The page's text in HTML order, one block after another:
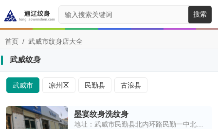
搜索
首页 / 武威市纹身店大全
武威纹身
武威市 凉州区 民勤县 古浪县
墨宴纹身洗纹身